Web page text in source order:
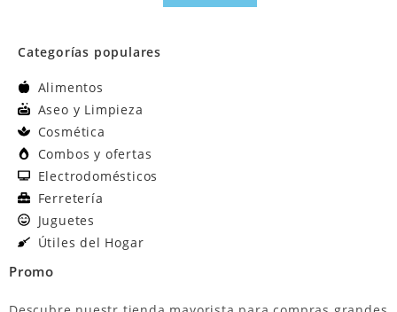
Categorías populares
Alimentos
Aseo y Limpieza
Cosmética
Combos y ofertas
Electrodomésticos
Ferretería
Juguetes
Útiles del Hogar
Promo